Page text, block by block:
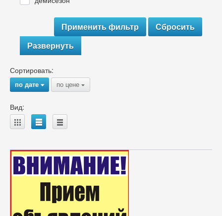
Развернуть
Сортировать:
по дате{ по цене {
Вид:
A B C